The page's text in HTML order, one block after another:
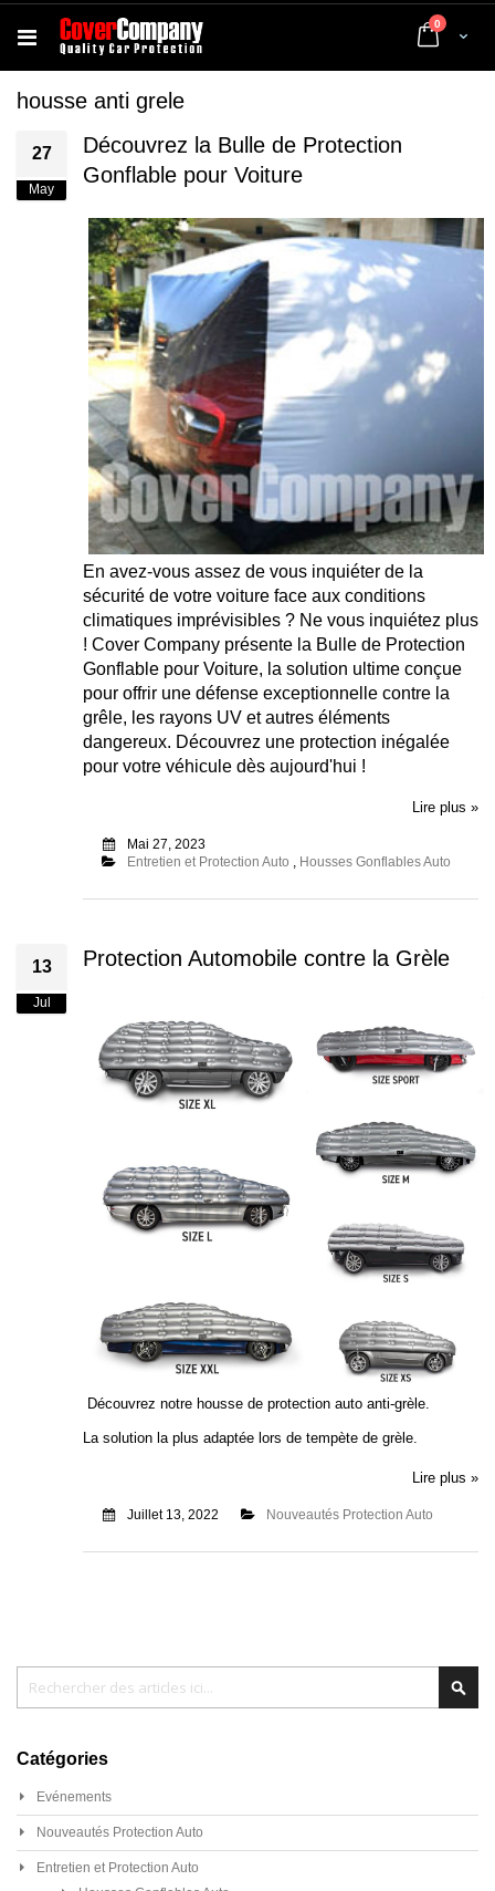
Cart
0 articles
housse anti grele
27
May
Découvrez la Bulle de Protection
Gonflable pour Voiture
En avez-vous assez de vous inquiéter de la
sécurité de votre voiture face aux conditions
climatiques imprévisibles ? Ne vous inquiétez plus
! Cover Company présente la Bulle de Protection
Gonflable pour Voiture, la solution ultime conçue
pour offrir une défense exceptionnelle contre la
grêle, les rayons UV et autres éléments
dangereux. Découvrez une protection inégalée
pour votre véhicule dès aujourd'hui !
Lire plus »
Mai 27, 2023
Entretien et Protection Auto
Housses Gonflables Auto
13
Jul
Protection Automobile contre la Grèle
Découvrez notre housse de protection auto anti-grèle.
La solution la plus adaptée lors de tempète de grèle.
Lire plus »
Juillet 13, 2022 Nouveautés Protection Auto
Catégories
Evénements
Nouveautés Protection Auto
Entretien et Protection Auto